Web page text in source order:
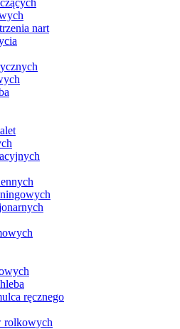
nart
ręcznego
rolkowych